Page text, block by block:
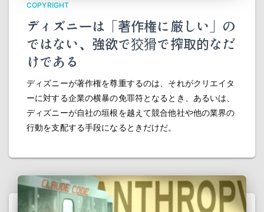
COPYRIGHT
ディズニーは「著作権に厳しい」の
ではない、強欲で狡猾で搾取的なだ
けである
ディズニーが著作権を尊重するのは、それがクリエイタ
ーに対する企業の横暴の免罪符となるとき、あるいは、
ディズニーが自社の垣根を越えて競合他社や他の業界の
行動を支配する手段になるときだけだ。